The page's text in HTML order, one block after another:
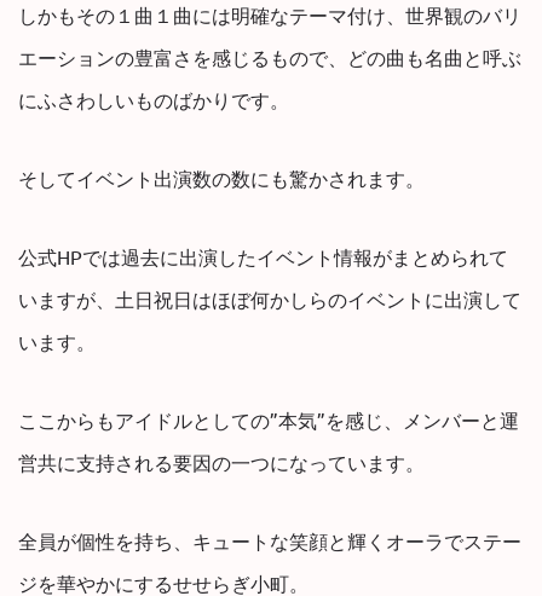
しかもその１曲１曲には明確なテーマ付け、世界観のバリ
エーションの豊富さを感じるもので、どの曲も名曲と呼ぶ
にふさわしいものばかりです。
そしてイベント出演数の数にも驚かされます。
公式HPでは過去に出演したイベント情報がまとめられて
いますが、土日祝日はほぼ何かしらのイベントに出演して
います。
ここからもアイドルとしての”本気”を感じ、メンバーと運
営共に支持される要因の一つになっています。
全員が個性を持ち、キュートな笑顔と輝くオーラでステー
ジを華やかにするせせらぎ小町。